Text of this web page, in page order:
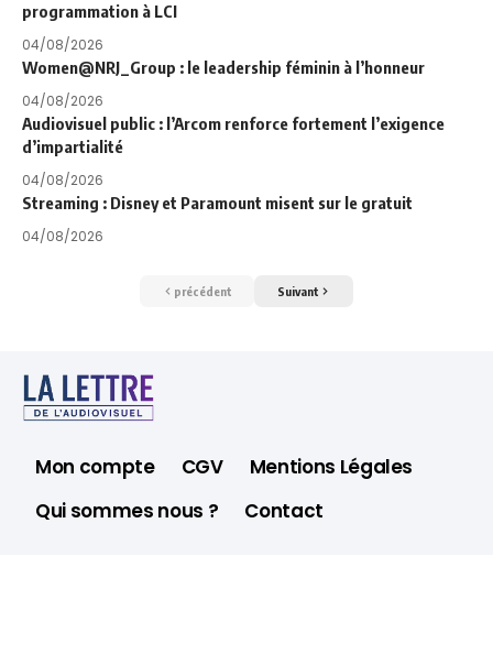
programmation à LCI
04/08/2026
Women@NRJ_Group : le leadership féminin à l’honneur
04/08/2026
Audiovisuel public : l’Arcom renforce fortement l’exigence
d’impartialité
04/08/2026
Streaming : Disney et Paramount misent sur le gratuit
04/08/2026
précédent Suivant
Mon compte CGV
Mentions Légales
Qui sommes nous ?
Contact